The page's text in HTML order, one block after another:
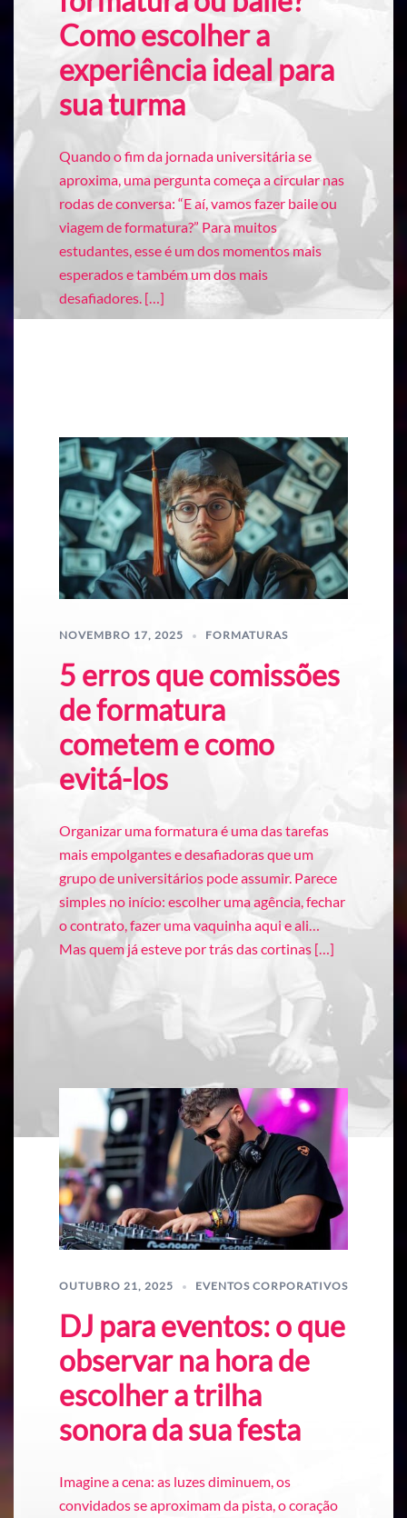
Como escolher a
experiência ideal para
sua turma
Quando o fim da jornada universitária se
aproxima, uma pergunta começa a circular nas
rodas de conversa: “E aí, vamos fazer baile ou
viagem de formatura?” Para muitos
estudantes, esse é um dos momentos mais
esperados e também um dos mais
desafiadores. […]
NOVEMBRO 17, 2025 FORMATURAS
5 erros que comissões
de formatura
cometem e como
evitá-los
Organizar uma formatura é uma das tarefas
mais empolgantes e desafiadoras que um
grupo de universitários pode assumir. Parece
simples no início: escolher uma agência, fechar
o contrato, fazer uma vaquinha aqui e ali…
Mas quem já esteve por trás das cortinas […]
OUTUBRO 21, 2025 EVENTOS CORPORATIVOS
DJ para eventos: o que
observar na hora de
escolher a trilha
sonora da sua festa
Imagine a cena: as luzes diminuem, os
convidados se aproximam da pista, o coração